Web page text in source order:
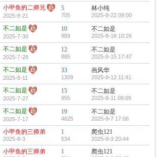
小甲鱼的二师兄
2025-8-21
5
705
林小纯
2025-8-22 09:00
不二如是
2025-7-30
10
989
不二如是
2025-8-18 10:26
不二如是
2025-7-28
12
885
不二如是
2025-8-15 17:47
不二如是
2025-8-11
33
1309
画风华
2025-8-12 11:41
不二如是
2025-7-27
15
955
不二如是
2025-8-11 09:09
不二如是
2025-7-17
19
4625
不二如是
2025-8-7 17:06
小甲鱼的三师弟
2025-8-3
1
534
爬虫121
2025-8-3 20:44
小甲鱼的三师弟 1 爬虫121